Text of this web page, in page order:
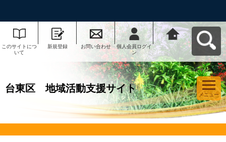
このサイトにつ
いて
新規登録 お問い合わせ
個人会員ログイ
ン
台東区 地域活
動支援サイトへ
戻る
台東区 地域活動支援サイト
メニュー